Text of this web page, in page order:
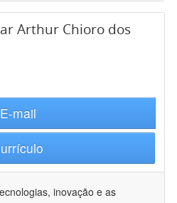
Arthur Chioro dos
E-mail
inovação e as